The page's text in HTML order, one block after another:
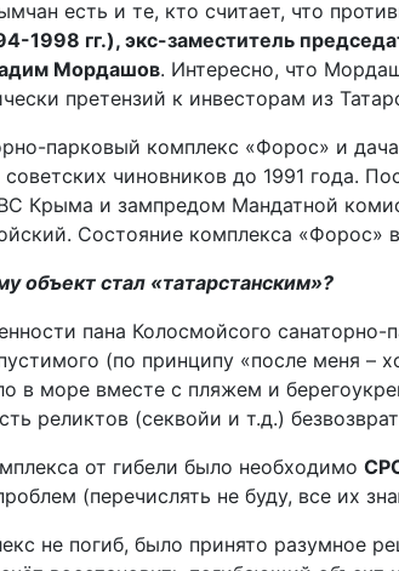
есть и те, кто считает, что
1998 гг.), экс-заместитель
Мордашов. Интересно, что
претензий к инвесторам из
парковый комплекс «Форос» и
чиновников до 1991 года.
Крыма и зампредом Мандатной
Состояние комплекса
объект стал «татарстанским»?
пана Колосмойсого
(по принципу «после меня –
в море вместе с пляжем и
реликтов (секвойи и т.д.)
от гибели было необходимо
(перечислять не буду, все их
не погиб, было принято разумное